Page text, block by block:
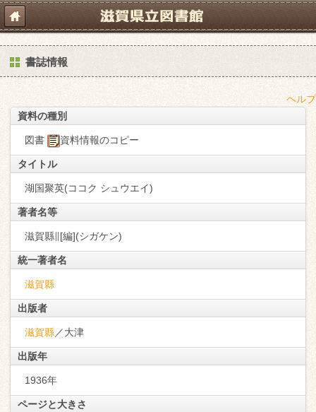
書誌情報
ヘルプ
資料の種別
図書 資料情報のコピー
タイトル
湖国聚英(ココク シュウエイ)
著者名等
滋賀縣∥[編](シガケン)
統一著者名
滋賀縣
出版者
滋賀縣／大津
出版年
1936年
ページと大きさ